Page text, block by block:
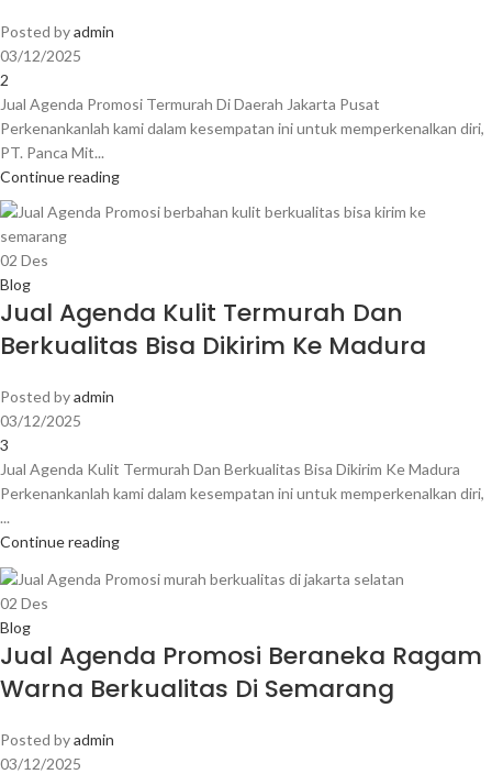
Posted byadmin
03/12/2025
2
Jual Agenda Promosi Termurah Di Daerah Jakarta Pusat
Perkenankanlah kami dalam kesempatan ini untuk memperkenalkan diri,
PT. Panca Mit...
Continue reading
02 Des
Blog
Jual Agenda Kulit Termurah Dan
Berkualitas Bisa Dikirim Ke Madura
Posted byadmin
03/12/2025
3
Jual Agenda Kulit Termurah Dan Berkualitas Bisa Dikirim Ke Madura
Perkenankanlah kami dalam kesempatan ini untuk memperkenalkan diri,
...
Continue reading
02 Des
Blog
Jual Agenda Promosi Beraneka Ragam
Warna Berkualitas Di Semarang
Posted byadmin
03/12/2025